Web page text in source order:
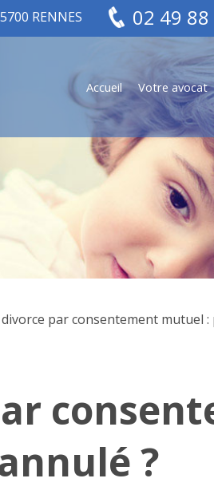
RENNES 02 49 88
Accueil Votre avocat
divorce par consentement mutuel
?